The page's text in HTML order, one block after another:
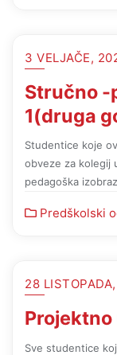
3 VELJAČE,
Stručno -
1(druga
Studentice koje
obveze za kolegij
pedagoška
Predškolski
28
Sve studentice